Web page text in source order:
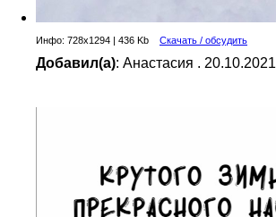
Инфо: 728х1294 | 436 Kb Скачать / обсудить
Добавил(а): Анастасия . 20.10.2021